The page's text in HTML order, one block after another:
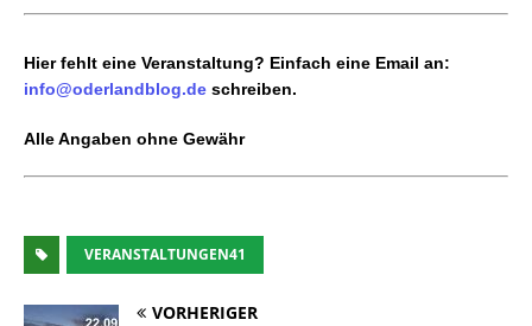
Hier fehlt eine Veranstaltung? Einfach eine Email an:
info@oderlandblog.de schreiben.
Alle Angaben ohne Gewähr
VERANSTALTUNGEN41
VORHERIGER